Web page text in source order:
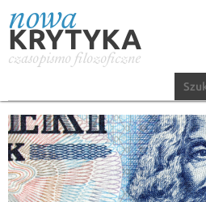
nowa
KRYTYKA
czasopismo filozoficzne